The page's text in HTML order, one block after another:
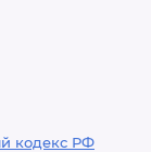
кодекс РФ